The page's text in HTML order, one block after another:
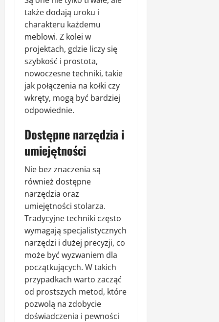
także dodają uroku i
charakteru każdemu
meblowi. Z kolei w
projektach, gdzie liczy się
szybkość i prostota,
nowoczesne techniki, takie
jak połączenia na kołki czy
wkręty, mogą być bardziej
odpowiednie.
Dostępne narzędzia i
umiejętności
Nie bez znaczenia są
również dostępne
narzędzia oraz
umiejętności stolarza.
Tradycyjne techniki często
wymagają specjalistycznych
narzędzi i dużej precyzji, co
może być wyzwaniem dla
początkujących. W takich
przypadkach warto zacząć
od prostszych metod, które
pozwolą na zdobycie
doświadczenia i pewności